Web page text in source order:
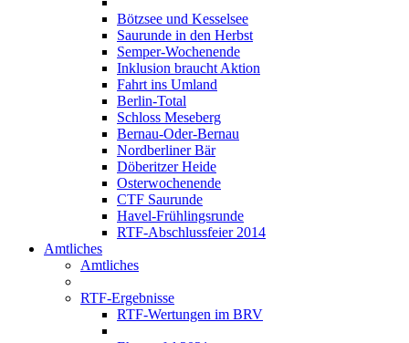
Bötzsee und Kesselsee
Saurunde in den Herbst
Semper-Wochenende
Inklusion braucht Aktion
Fahrt ins Umland
Berlin-Total
Schloss Meseberg
Bernau-Oder-Bernau
Nordberliner Bär
Döberitzer Heide
Osterwochenende
CTF Saurunde
Havel-Frühlingsrunde
RTF-Abschlussfeier 2014
Amtliches
Amtliches
RTF-Ergebnisse
RTF-Wertungen im BRV